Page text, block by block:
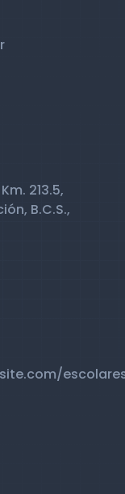
213.5,
B.C.S.,